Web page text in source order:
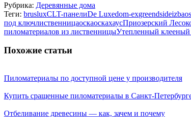
Рубрика: Деревянные дома
Теги: brusluxCLT-панелиDe Luxedom-exgreendsideizba
под ключлиственницаоскаоскахаусПриозерский
пиломатериалов из лиственницыУтепленный клееный
Похожие статьи
Пиломатериалы по доступной цене у производителя
Купить сращенные пиломатериалы в Санкт-
Отбеливание древесины — как, зачем и почему